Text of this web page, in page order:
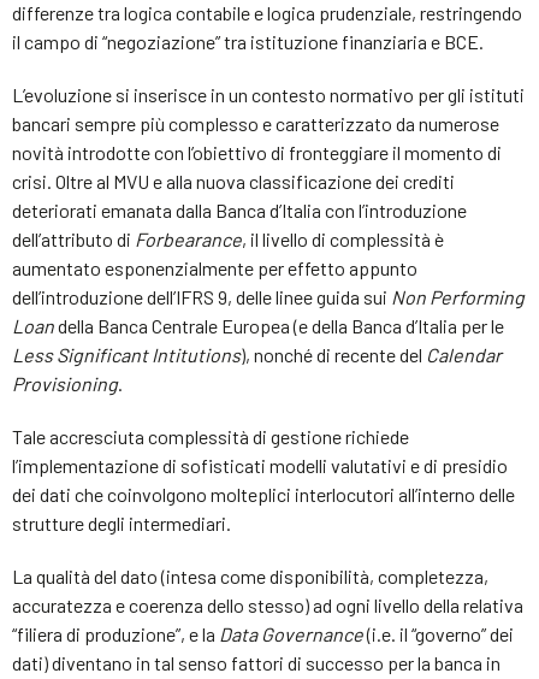
differenze tra logica contabile e logica prudenziale, restringendo
il campo di “negoziazione” tra istituzione finanziaria e BCE.
L’evoluzione si inserisce in un contesto normativo per gli istituti
bancari sempre più complesso e caratterizzato da numerose
novità introdotte con l’obiettivo di fronteggiare il momento di
crisi. Oltre al MVU e alla nuova classificazione dei crediti
deteriorati emanata dalla Banca d’Italia con l’introduzione
dell’attributo di Forbearance, il livello di complessità è
aumentato esponenzialmente per effetto appunto
dell’introduzione dell’IFRS 9, delle linee guida sui Non Performing
Loandella Banca Centrale Europea (e della Banca d’Italia per le
Less Significant Intitutions), nonché di recente del Calendar
Provisioning.
Tale accresciuta complessità di gestione richiede
l’implementazione di sofisticati modelli valutativi e di presidio
dei dati che coinvolgono molteplici interlocutori all’interno delle
strutture degli intermediari.
La qualità del dato (intesa come disponibilità, completezza,
accuratezza e coerenza dello stesso) ad ogni livello della relativa
“filiera di produzione”, e la Data Governance(i.e. il “governo” dei
dati) diventano in tal senso fattori di successo per la banca in